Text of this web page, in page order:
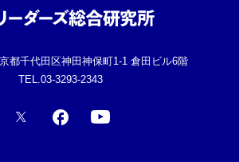
都千代田区神田神保町1-1 倉田ビル6階
TEL.03-3293-2343